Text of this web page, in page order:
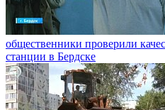
общественники проверили
станции в Бердске